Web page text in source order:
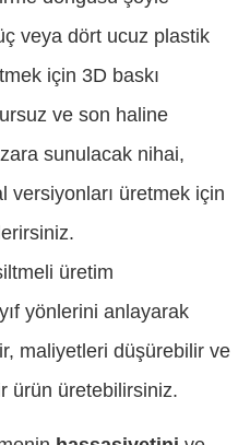
veya dört ucuz plastik
için 3D baskı
ve son haline
sunulacak nihai,
versiyonları üretmek için
üretim
yönlerini anlayarak
maliyetleri düşürebilir ve
ürün üretebilirsiniz.